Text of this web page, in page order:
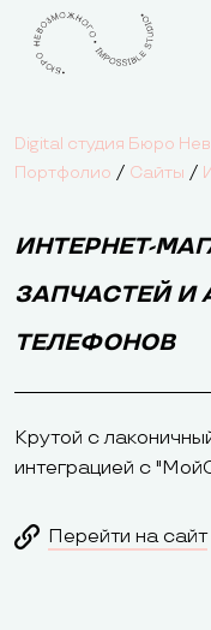
Digital студия Бюро
Портфолио / Сайты /
ИНТЕРНЕТ-
ЗАПЧАСТЕЙ И
ТЕЛЕФОНОВ
Крутой с
интеграцией с
Перейти на сайт